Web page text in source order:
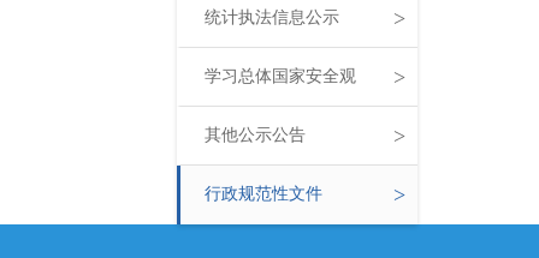
统计执法信息公示 >
学习总体国家安全观 >
其他公示公告 >
行政规范性文件 >